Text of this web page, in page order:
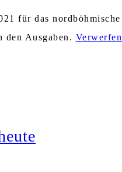
für das
Ausgaben. Verwerfen